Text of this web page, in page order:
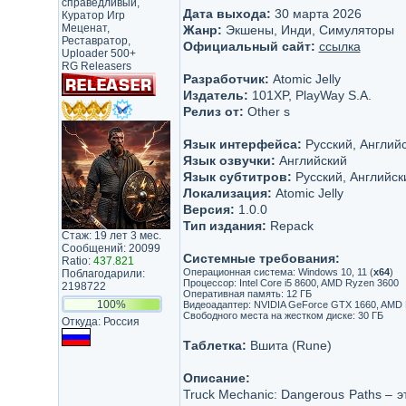
справедливый,
Куратор Игр
Меценат,
Реставратор,
Uploader 500+
RG Releasers
Стаж: 19 лет 3 мес.
Сообщений: 20099
Ratio: 437.821
Поблагодарили:
2198722
100%
Откуда: Россия
Дата выхода: 30 марта 2026
Жанр: Экшены, Инди, Симуляторы
Официальный сайт: ссылка
Разработчик: Atomic Jelly
Издатель: 101XP, PlayWay S.A.
Релиз от: Other s
Язык интерфейса: Русский,
Язык озвучки: Английский
Язык субтитров: Русский,
Локализация: Atomic Jelly
Версия: 1.0.0
Тип издания: Repack
Системные требования:
Операционная система: Windows 10, 11 (x64)
Процессор: Intel Core i5 8600, AMD Ryzen 3600
Оперативная память: 12 ГБ
Видеоадаптер: NVIDIA GeForce GTX 1660,
Свободного места на жестком диске: 30 ГБ
Таблетка: Вшита (Rune)
Описание:
Truck Mechanic: Dangerous Paths –